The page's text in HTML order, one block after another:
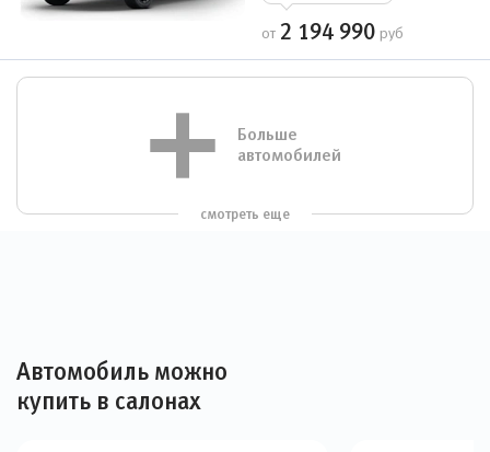
от 2 194 990 руб
Больше
автомобилей
смотреть еще
Автомобиль можно
купить в салонах